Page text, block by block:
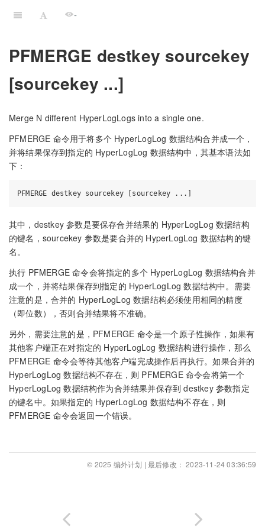
-
PFMERGE destkey sourcekey
[sourcekey ...]
Merge N different HyperLogLogs into a single one.
PFMERGE 命令用于将多个 HyperLogLog 数据结构合并成一个，
并将结果保存到指定的 HyperLogLog 数据结构中，其基本语法如
下：
其中，destkey 参数是要保存合并结果的 HyperLogLog 数据结构
的键名，sourcekey 参数是要合并的 HyperLogLog 数据结构的键
名。
执行 PFMERGE 命令会将指定的多个 HyperLogLog 数据结构合并
成一个，并将结果保存到指定的 HyperLogLog 数据结构中。需要
注意的是，合并的 HyperLogLog 数据结构必须使用相同的精度
（即位数），否则合并结果将不准确。
另外，需要注意的是，PFMERGE 命令是一个原子性操作，如果有
其他客户端正在对指定的 HyperLogLog 数据结构进行操作，那么
PFMERGE 命令会等待其他客户端完成操作后再执行。如果合并的
HyperLogLog 数据结构不存在，则 PFMERGE 命令会将第一个
HyperLogLog 数据结构作为合并结果并保存到 destkey 参数指定
的键名中。如果指定的 HyperLogLog 数据结构不存在，则
PFMERGE 命令会返回一个错误。
© 2025 编外计划 | 最后修改： 2023-11-24 03:36:59